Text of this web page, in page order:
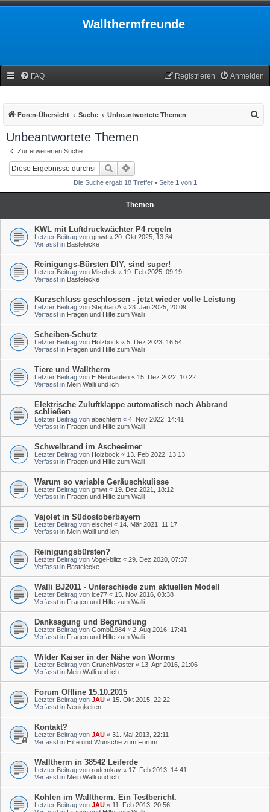
Wallthermfreunde
FAQ Anmelden
Registrieren
Foren-Übersicht Suche Unbeantwortete Themen
Unbeantwortete Themen
Zur erweiterten Suche
Suche
Die Suche ergab 18 Treffer • Seite 1 von 1
Themen
KWL mit Luftdruckwächter P4 regeln
Letzter Beitrag von gmwt « 20. Okt 2025, 13:34
Verfasst in Bastelecke
Reinigungs-Bürsten DIY, sind super!
Letzter Beitrag von Mischek « 19. Feb 2025, 09:19
Verfasst in Bastelecke
Kurzschluss geschlossen - jetzt wieder volle Leistung
Letzter Beitrag von Stephan A « 23. Jan 2025, 20:09
Verfasst in Fragen und Hilfe zum Walli
Scheiben-Schutz
Letzter Beitrag von Holzbock « 5. Dez 2023, 16:54
Verfasst in Fragen und Hilfe zum Walli
Tiere und Walltherm
Letzter Beitrag von E Neubauten « 15. Dez 2022, 10:22
Verfasst in Mein Walli und ich
Elektrische Zuluftklappe automatisch nach Abbrand
schließen
Letzter Beitrag von abachtern « 4. Nov 2022, 14:41
Verfasst in Fragen und Hilfe zum Walli
Schwelbrand im Ascheeimer
Letzter Beitrag von Holzbock « 13. Feb 2022, 13:13
Verfasst in Fragen und Hilfe zum Walli
Warum so variable Geräuschkulisse
Letzter Beitrag von gmwt « 19. Dez 2021, 18:12
Verfasst in Fragen und Hilfe zum Walli
Vajolet in Südostoberbayern
Letzter Beitrag von eischei « 14. Mär 2021, 11:17
Verfasst in Mein Walli und ich
Reinigungsbürsten?
Letzter Beitrag von Vogel-blitz « 29. Dez 2020, 07:37
Verfasst in Bastelecke
Walli BJ2011 - Unterschiede zum aktuellen Modell
Letzter Beitrag von ice77 « 15. Nov 2016, 03:38
Verfasst in Fragen und Hilfe zum Walli
Danksagung und Begründung
Letzter Beitrag von Gombi1984 « 2. Aug 2016, 17:41
Verfasst in Fragen und Hilfe zum Walli
Wilder Kaiser in der Nähe von Worms
Letzter Beitrag von CrunchMaster « 13. Apr 2016, 21:06
Verfasst in Mein Walli und ich
Forum Offline 15.10.2015
Letzter Beitrag von JAU « 15. Okt 2015, 22:22
Verfasst in Neuigkeiten
Kontakt?
Letzter Beitrag von JAU « 31. Mai 2013, 22:11
Verfasst in Hilfe und Wünsche zum Forum
Walltherm in 38542 Leiferde
Letzter Beitrag von rodemkay « 17. Feb 2013, 14:41
Verfasst in Mein Walli und ich
Kohlen im Walltherm. Ein Testbericht.
Letzter Beitrag von JAU « 11. Feb 2013, 20:56